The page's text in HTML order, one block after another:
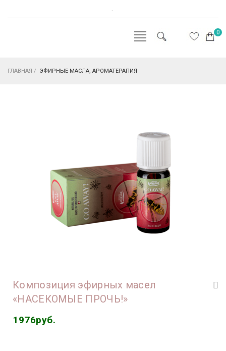
.
0
ГЛАВНАЯ / ЭФИРНЫЕ МАСЛА, АРОМАТЕРАПИЯ
Композиция эфирных масел
«НАСЕКОМЫЕ ПРОЧЬ!»
1976руб.